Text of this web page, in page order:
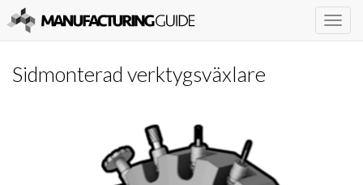
Sidmonterad verktygsväxlare